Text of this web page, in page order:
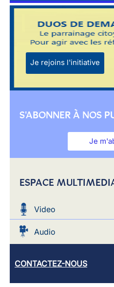
Je rejoins l'initiative
S'ABONNER À NOS
Je
ESPACE
Video
Audio
CONTACTEZ-NOUS